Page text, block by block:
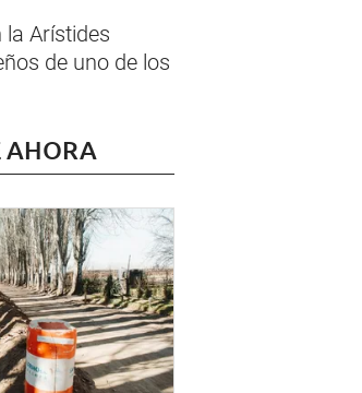
Arístides
de uno de los
AHORA